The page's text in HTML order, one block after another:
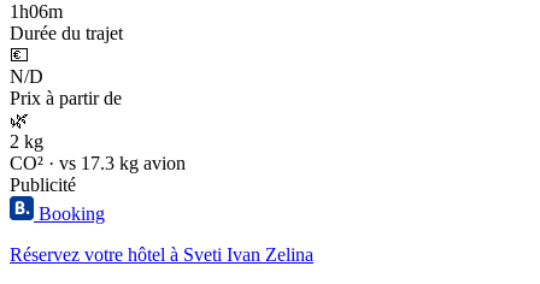
1h06m
Durée du trajet
💶
N/D
Prix à partir de
🌿
2 kg
CO² · vs 17.3 kg avion
Publicité
Booking
Réservez votre hôtel à Sveti Ivan Zelina